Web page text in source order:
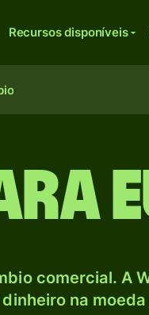
Recursos disponíveis
comercial. A
na moeda